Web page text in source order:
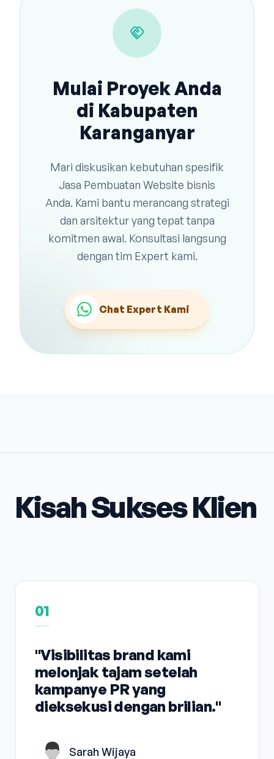
handshake
Mulai Proyek Anda
di Kabupaten
Karanganyar
Mari diskusikan kebutuhan spesifik
Jasa Pembuatan Website bisnis
Anda. Kami bantu merancang strategi
dan arsitektur yang tepat tanpa
komitmen awal. Konsultasi langsung
dengan tim Expert kami.
Chat Expert Kami
Kisah Sukses Klien
01
"Visibilitas brand kami
melonjak tajam setelah
kampanye PR yang
dieksekusi dengan brilian."
Sarah Wijaya